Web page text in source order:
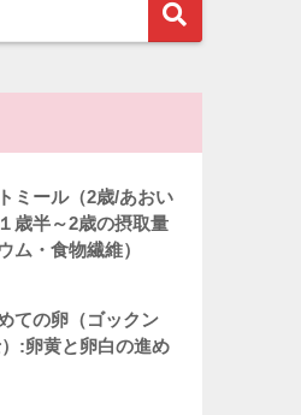
ミール（2歳/あおい
歳半～2歳の摂取量
ム・食物繊維）
ての卵（ゴックン
:卵黄と卵白の進め